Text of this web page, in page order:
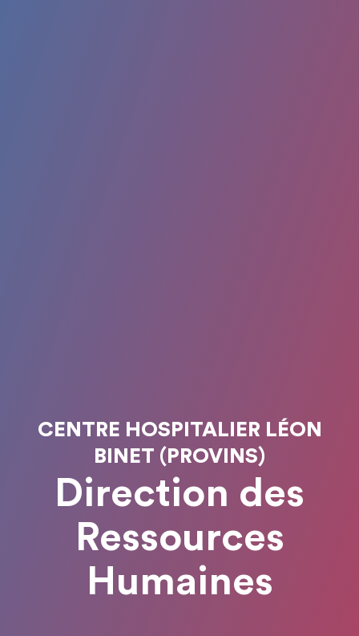
CENTRE HOSPITALIER LÉON
BINET (PROVINS)
Direction des
Ressources
Humaines